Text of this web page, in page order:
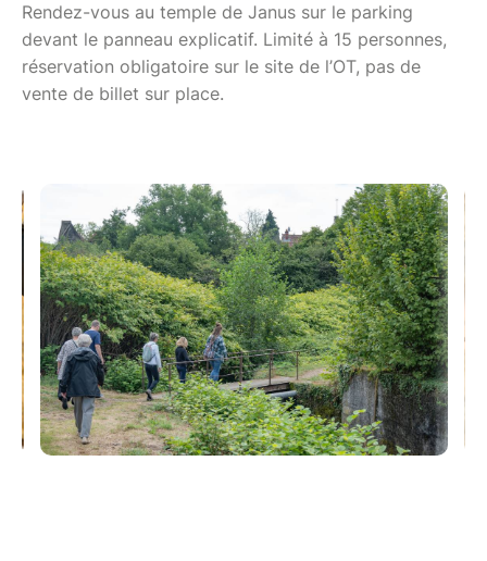
Rendez-vous au temple de Janus sur le parking
devant le panneau explicatif. Limité à 15 personnes,
réservation obligatoire sur le site de l’OT, pas de
vente de billet sur place.